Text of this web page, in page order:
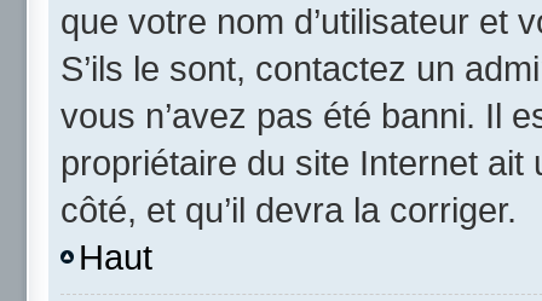
que votre nom d’utilisateur et
S’ils le sont, contactez un
vous n’avez pas été banni. Il
propriétaire du site Internet
côté, et qu’il devra la corriger.
Haut